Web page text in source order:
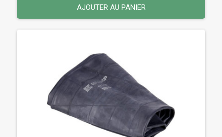
AJOUTER AU PANIER